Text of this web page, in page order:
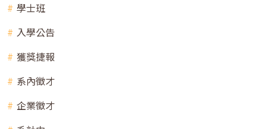
學士班
入學公告
獲獎捷報
系內徵才
企業徵才